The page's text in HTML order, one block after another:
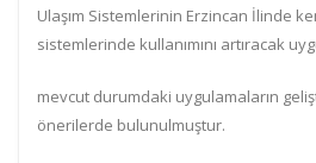
Ulaşım Sistemlerinin Erzincan İlinde
sistemlerinde kullanımını artıracak
mevcut durumdaki uygulamaların
önerilerde bulunulmuştur.